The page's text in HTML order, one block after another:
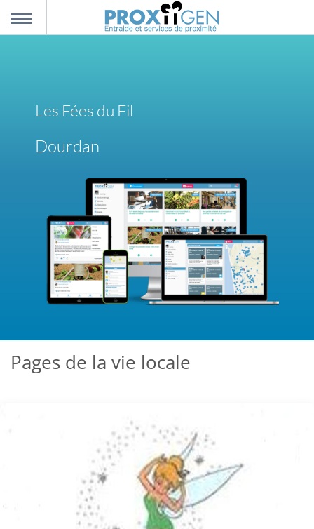
Les Fées du Fil
Dourdan
Pages de la vie locale